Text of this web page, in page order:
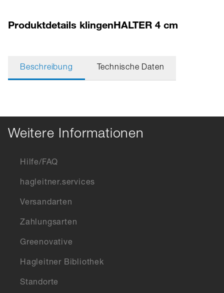
Produktdetails klingenHALTER 4 cm
Beschreibung Technische Daten
Weitere Informationen
Hilfe/FAQ
hagleitner.services
Versandarten
Zahlungsarten
Greenovative
Hagleitner Bibliothek
Standorte